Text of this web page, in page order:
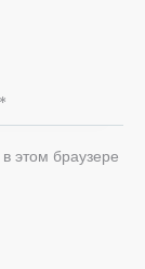
этом браузере